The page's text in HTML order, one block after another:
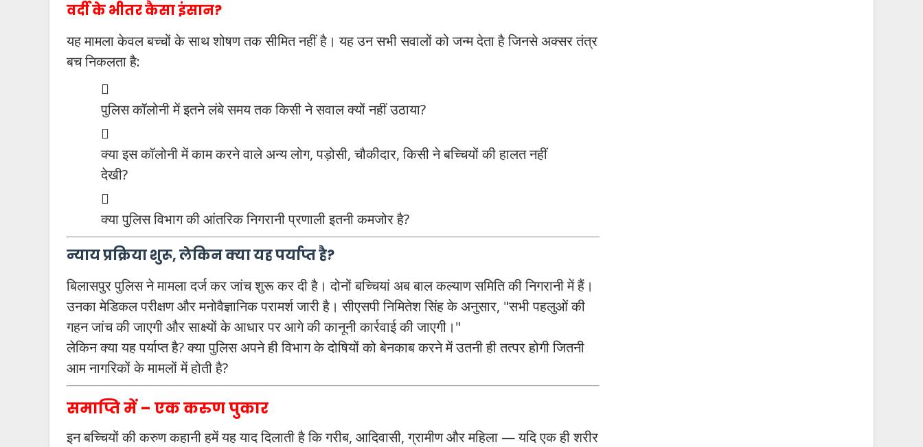
वर्दी के भीतर कैसा इंसान?
यह मामला केवल बच्चों के साथ शोषण तक सीमित नहीं है। यह उन सभी सवालों को जन्म देता है जिनसे अक्सर तंत्र
बच निकलता है:
पुलिस कॉलोनी में इतने लंबे समय तक किसी ने सवाल क्यों नहीं उठाया?
क्या इस कॉलोनी में काम करने वाले अन्य लोग, पड़ोसी, चौकीदार, किसी ने बच्चियों की हालत नहीं
देखी?
क्या पुलिस विभाग की आंतरिक निगरानी प्रणाली इतनी कमजोर है?
न्याय प्रक्रिया शुरू, लेकिन क्या यह पर्याप्त है?
बिलासपुर पुलिस ने मामला दर्ज कर जांच शुरू कर दी है। दोनों बच्चियां अब बाल कल्याण समिति की निगरानी में हैं।
उनका मेडिकल परीक्षण और मनोवैज्ञानिक परामर्श जारी है। सीएसपी निमितेश सिंह के अनुसार, "सभी पहलुओं की
गहन जांच की जाएगी और साक्ष्यों के आधार पर आगे की कानूनी कार्रवाई की जाएगी।"
लेकिन क्या यह पर्याप्त है? क्या पुलिस अपने ही विभाग के दोषियों को बेनकाब करने में उतनी ही तत्पर होगी जितनी
आम नागरिकों के मामलों में होती है?
समाप्ति में – एक करुण पुकार
इन बच्चियों की करुण कहानी हमें यह याद दिलाती है कि गरीब, आदिवासी, ग्रामीण और महिला — यदि एक ही शरीर